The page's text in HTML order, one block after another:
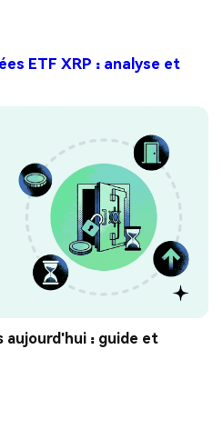
ETF XRP : analyse et
aujourd'hui : guide et